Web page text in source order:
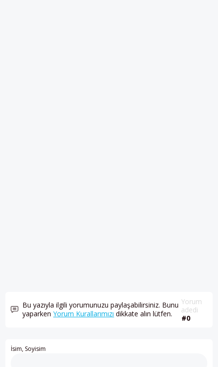
Bu yazıyla ilgili yorumunuzu paylaşabilirsiniz. Bunu
yaparkenYorum Kurallarımızı dikkate alın lütfen.
Yorum
adedi
#0
İsim, Soyisim